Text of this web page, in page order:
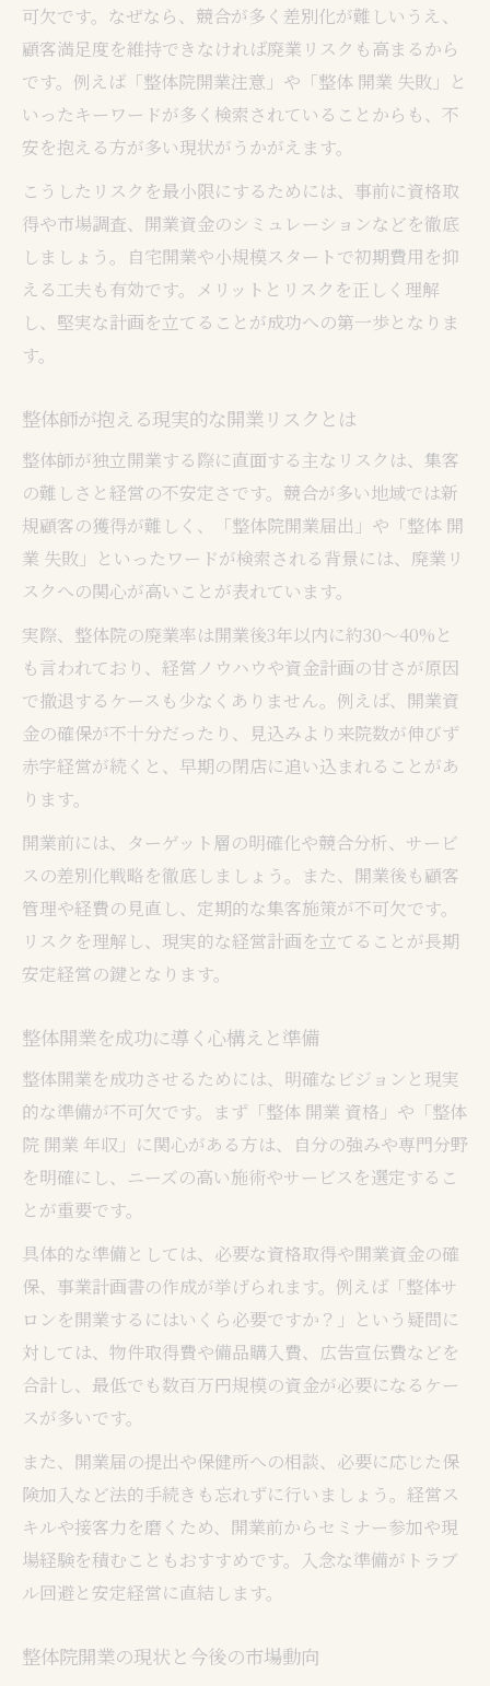
整体院開業で意識すべき顧客対応術
整体開業で成功するための専門分野選び
整体師の起業リスクと収益向上策
整体起業の主なリスクとその回避方法
整体院開業時の集客難への対応戦略
整体師が年収アップを目指すポイント
整体業界の厳しい現実と生き残り術
失敗を防ぐ整体開業準備のポイント
整体師が自宅開業で注意すべき落とし穴
整体院開業でよくある失敗事例と対策
整体開業で必要な設備と運営コスト管理
整体院で安定収入を得る秘訣を解説
整体開業後の収益アップに必要な工夫
整体院運営で高年収を目指す実践ノウハウ
整体師として安定収入を得る働き方とは
可欠です。なぜなら、競合が多く差別化が難しいうえ、
顧客満足度を維持できなければ廃業リスクも高まるから
です。例えば「整体院開業注意」や「整体 開業 失敗」と
いったキーワードが多く検索されていることからも、不
安を抱える方が多い現状がうかがえます。
こうしたリスクを最小限にするためには、事前に資格取
得や市場調査、開業資金のシミュレーションなどを徹底
しましょう。自宅開業や小規模スタートで初期費用を抑
える工夫も有効です。メリットとリスクを正しく理解
し、堅実な計画を立てることが成功への第一歩となりま
す。
整体師が抱える現実的な開業リスクとは
整体師が独立開業する際に直面する主なリスクは、集客
の難しさと経営の不安定さです。競合が多い地域では新
規顧客の獲得が難しく、「整体院開業届出」や「整体 開
業 失敗」といったワードが検索される背景には、廃業リ
スクへの関心が高いことが表れています。
実際、整体院の廃業率は開業後3年以内に約30～40%と
も言われており、経営ノウハウや資金計画の甘さが原因
で撤退するケースも少なくありません。例えば、開業資
金の確保が不十分だったり、見込みより来院数が伸びず
赤字経営が続くと、早期の閉店に追い込まれることがあ
ります。
開業前には、ターゲット層の明確化や競合分析、サービ
スの差別化戦略を徹底しましょう。また、開業後も顧客
管理や経費の見直し、定期的な集客施策が不可欠です。
リスクを理解し、現実的な経営計画を立てることが長期
安定経営の鍵となります。
整体開業を成功に導く心構えと準備
整体開業を成功させるためには、明確なビジョンと現実
的な準備が不可欠です。まず「整体 開業 資格」や「整体
院 開業 年収」に関心がある方は、自分の強みや専門分野
を明確にし、ニーズの高い施術やサービスを選定するこ
とが重要です。
具体的な準備としては、必要な資格取得や開業資金の確
保、事業計画書の作成が挙げられます。例えば「整体サ
ロンを開業するにはいくら必要ですか？」という疑問に
対しては、物件取得費や備品購入費、広告宣伝費などを
合計し、最低でも数百万円規模の資金が必要になるケー
スが多いです。
また、開業届の提出や保健所への相談、必要に応じた保
険加入など法的手続きも忘れずに行いましょう。経営ス
キルや接客力を磨くため、開業前からセミナー参加や現
場経験を積むこともおすすめです。入念な準備がトラブ
ル回避と安定経営に直結します。
整体院開業の現状と今後の市場動向